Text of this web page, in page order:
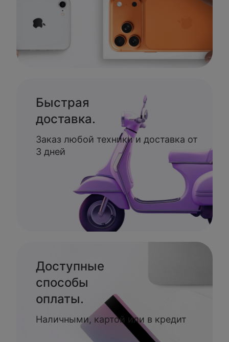
Быстрая
доставка.
Заказ любой техники и доставка от
3 дней
Доступные
способы
оплаты.
Наличными, картой или в кредит